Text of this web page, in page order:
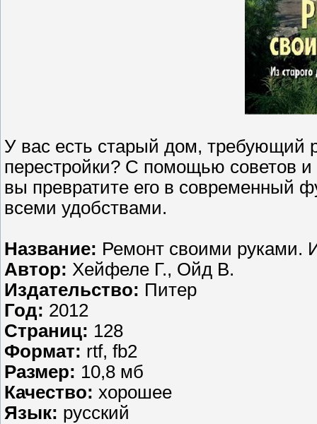
У вас есть старый дом, требующий
перестройки? С помощью советов
вы превратите его в современный
всеми удобствами.
Название: Ремонт своими руками.
Автор: Хейфеле Г., Ойд В.
Издательство: Питер
Год: 2012
Страниц: 128
Формат: rtf, fb2
Размер: 10,8 мб
Качество: хорошее
Язык: русский